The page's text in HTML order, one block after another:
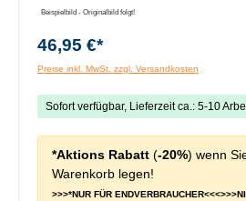
Beispielbild - Originalbild folgt!
46,95 €*
Preise inkl. MwSt. zzgl. Versandkosten
Sofort verfügbar, Lieferzeit ca.: 5-10
*Aktions Rabatt (-20%) wenn
Warenkorb legen!
>>>*NUR FÜR